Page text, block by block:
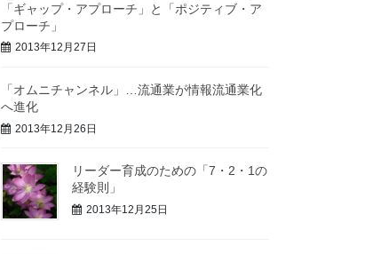
「ギャップ・アプローチ」と「ポジティブ・ア
プローチ」
2013年12月27日
「オムニチャンネル」…流通業が情報流通業化
へ進化
2013年12月26日
リーダー育成のための「7・2・1の
経験則」
2013年12月25日